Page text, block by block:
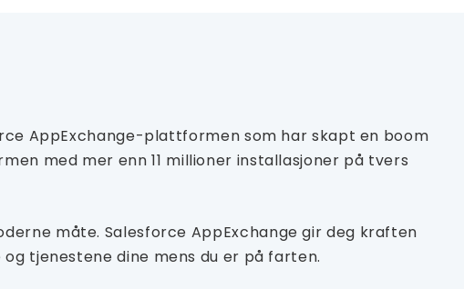
AppExchange-plattformen som har skapt en boom
med mer enn 11 millioner installasjoner på tvers
måte. Salesforce AppExchange gir deg kraften
tjenestene dine mens du er på farten.